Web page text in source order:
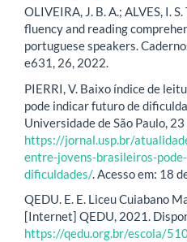
OLIVEIRA, J. B. A.; ALVES, I.
fluency and reading
portuguese speakers.
e631, 26, 2022.
PIERRI, V. Baixo índice de
pode indicar futuro de
Universidade de São Paulo,
https://jornal.usp.br/
entre-jovens-brasileiros-
dificuldades/. Acesso em: 18
QEDU. E. E. Liceu Cuiabano
[Internet] QEDU, 2021.
https://qedu.org.br/escola/